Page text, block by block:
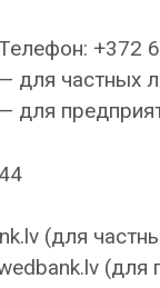
+372
— для частных
— для
(для
(для